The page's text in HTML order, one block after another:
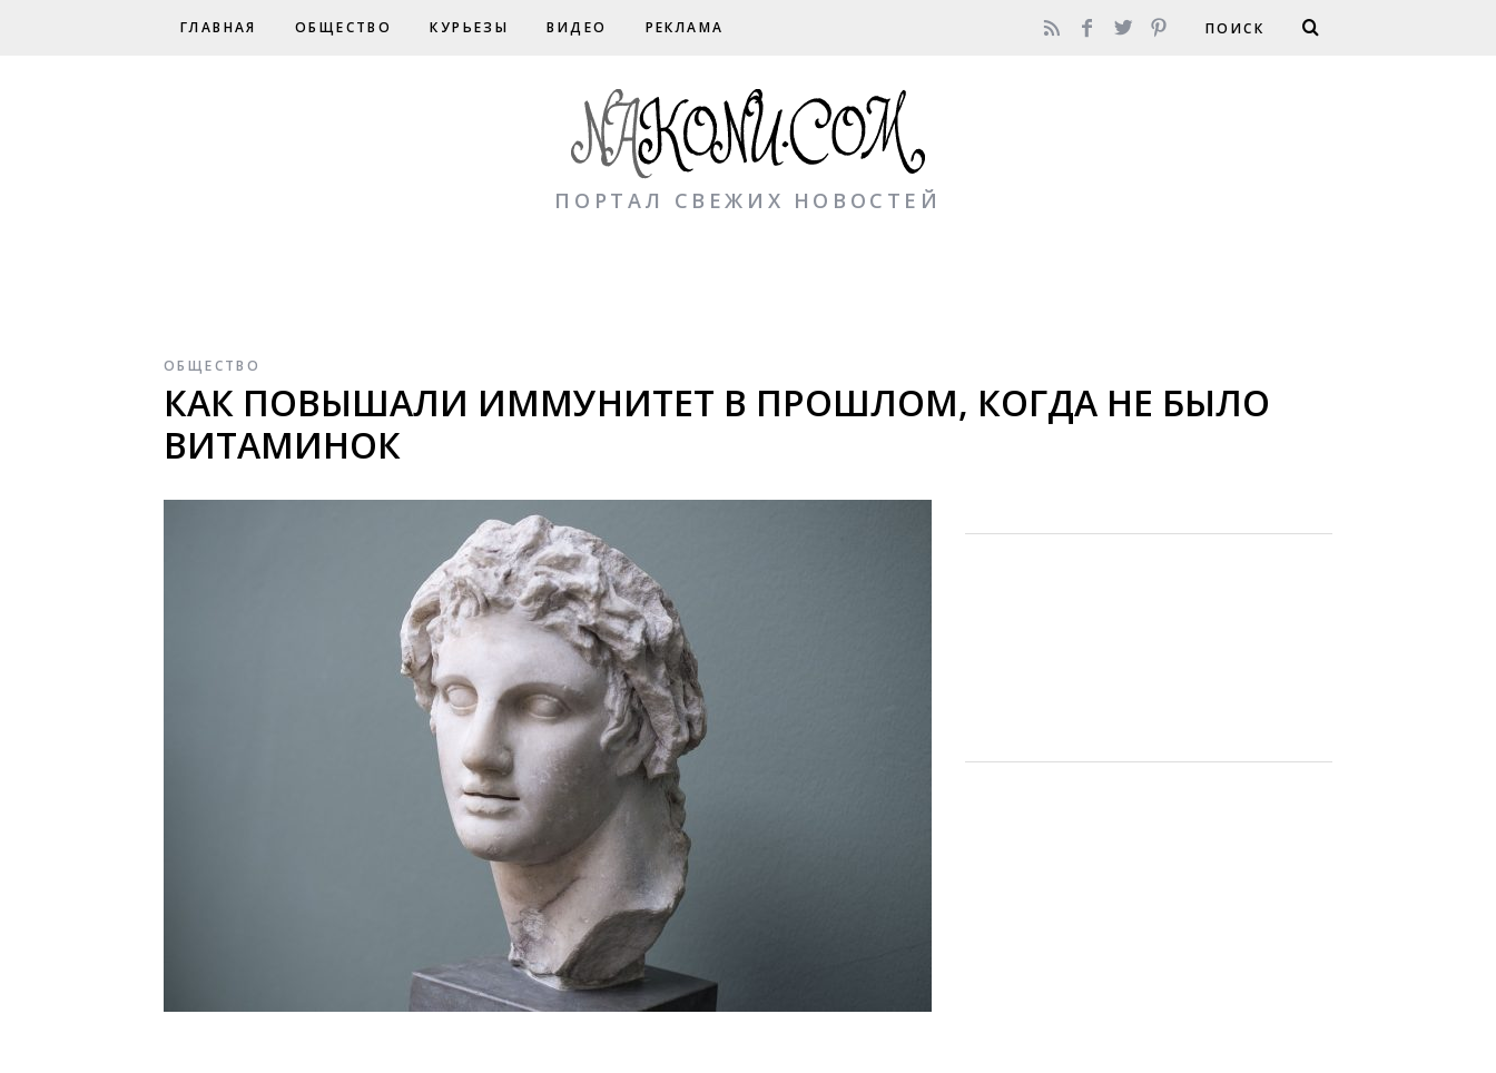
ГЛАВНАЯ ОБЩЕСТВО КУРЬЕЗЫ ВИДЕО РЕКЛАМА
ПОРТАЛ СВЕЖИХ НОВОСТЕЙ
ОБЩЕСТВО
КАК ПОВЫШАЛИ ИММУНИТЕТ В ПРОШЛОМ, КОГДА НЕ БЫЛО
ВИТАМИНОК